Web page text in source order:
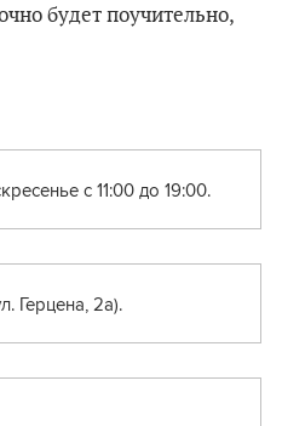
будет поучительно,
с 11:00 до 19:00.
Герцена, 2а).